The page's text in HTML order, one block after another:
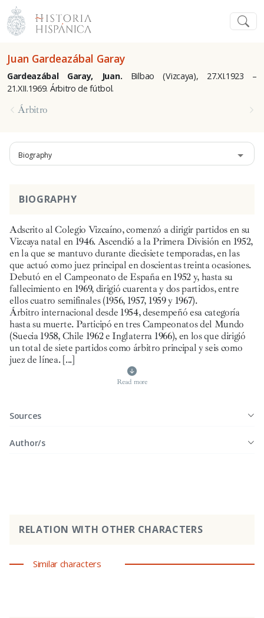
Juan Gardeazábal Garay
Gardeazábal Garay, Juan. Bilbao (Vizcaya), 27.XI.1923 –
21.XII.1969. Árbitro de fútbol.
Árbitro
Biography
BIOGRAPHY
Adscrito al Colegio Vizcaíno, comenzó a dirigir partidos en su
Vizcaya natal en 1946. Ascendió a la Primera División en 1952,
en la que se mantuvo durante diecisiete temporadas, en las
que actuó como juez principal en doscientas treinta ocasiones.
Debutó en el Campeonato de España en 1952 y, hasta su
fallecimiento en 1969, dirigió cuarenta y dos partidos, entre
ellos cuatro semifinales (1956, 1957, 1959 y 1967).
Árbitro internacional desde 1954, desempeñó esa categoría
hasta su muerte. Participó en tres Campeonatos del Mundo
(Suecia 1958, Chile 1962 e Inglaterra 1966), en los que dirigió
un total de siete partidos como árbitro principal y seis como
juez de línea.[...]
Read more
Sources
Author/s
RELATION WITH OTHER CHARACTERS
Similar characters